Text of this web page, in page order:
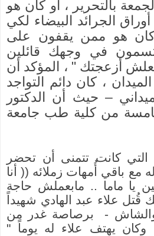
بالتحرير ، أو كان هو
الجرائد البيضاء لكي
كان هو ممن يقفون على
في وجهك قائلين
أزعجتك " ، المؤكد أن
، كان دائم التواجد
– حيث أن الدكتور
من كلية طب جامعة
التي كانت تتمنى أن تحضر
باقي أُمهات زملائه (( أنا
يا ماما .. مابعملش حاجة
قُتل علاء عبد الهادي شهيداً
- برصاصة غدر من
يهتف علاء له يوماً "